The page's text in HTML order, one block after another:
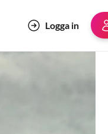
Logga in